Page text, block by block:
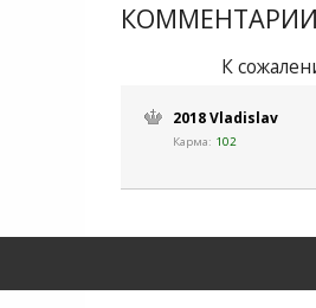
К
2018 Vladislav
Карма: 102